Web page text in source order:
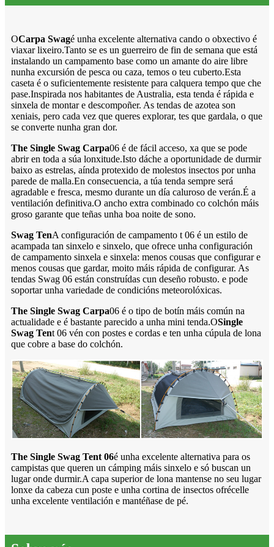
OCarpa Swagé unha excelente alternativa cando o obxectivo é
viaxar lixeiro.Tanto se es un guerreiro de fin de semana que está
instalando un campamento base como un amante do aire libre
nunha excursión de pesca ou caza, temos o teu cuberto.Esta
caseta é o suficientemente resistente para calquera tempo que che
pase.Inspirada nos habitantes de Australia, esta tenda é rápida e
sinxela de montar e descompoñer. As tendas de azotea son
xeniais, pero cada vez que queres explorar, tes que gardala, o que
se converte nunha gran dor.
The Single Swag Carpa06 é de fácil acceso, xa que se pode
abrir en toda a súa lonxitude.Isto dáche a oportunidade de durmir
baixo as estrelas, aínda protexido de molestos insectos por unha
parede de malla.En consecuencia, a túa tenda sempre será
agradable e fresca, mesmo durante un día caluroso de verán.É a
ventilación definitiva.O ancho extra combinado co colchón máis
groso garante que teñas unha boa noite de sono.
Swag TenA configuración de campamento t 06 é un estilo de
acampada tan sinxelo e sinxelo, que ofrece unha configuración
de campamento sinxela e sinxela: menos cousas que configurar e
menos cousas que gardar, moito máis rápida de configurar. As
tendas Swag 06 están construídas cun deseño robusto. e pode
soportar unha variedade de condicións meteorolóxicas.
The Single Swag Carpa06 é o tipo de botín máis común na
actualidade e é bastante parecido a unha mini tenda.OSingle
Swag Tent 06 vén con postes e cordas e ten unha cúpula de lona
que cobre a base do colchón.
The Single Swag Tent 06é unha excelente alternativa para os
campistas que queren un cámping máis sinxelo e só buscan un
lugar onde durmir.A capa superior de lona mantense no seu lugar
lonxe da cabeza cun poste e unha cortina de insectos ofrécelle
unha excelente ventilación e mantéñase de pé.